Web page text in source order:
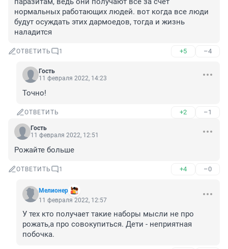
нормальных работающих людей. вот когда все люди
будут осуждать этих дармоедов, тогда и жизнь
наладится
ОТВЕТИТЬ 1 +5 –4
Гость
11 февраля 2022, 14:23
Точно!
ОТВЕТИТЬ +2 –1
Гость
11 февраля 2022, 12:51
Рожайте больше
ОТВЕТИТЬ 1 +4 –0
Мелионер
11 февраля 2022, 12:57
У тех кто получает такие наборы мысли не про
рожать,а про совокупиться. Дети - неприятная
побочка.